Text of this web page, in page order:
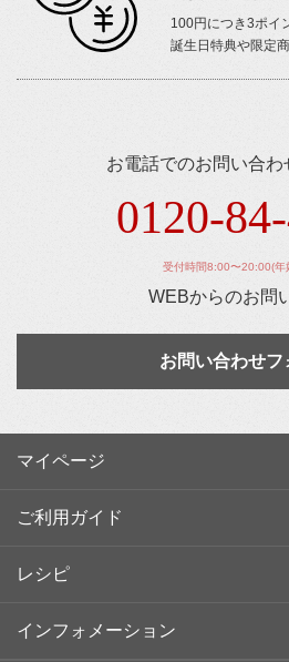
100円につき3ポイ
誕生日特典や限定
お電話でのお問い合わ
0120-
受付時間8:00〜20:00(年
WEBからのお問
お問い合わせフ
マイページ
ご利用ガイド
レシピ
インフォメーション